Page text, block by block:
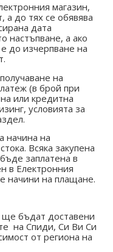
магазин,
а до тях се обявява
дата
настъпване, а ако
до изчерпване на
на
(в брой при
или кредитна
условията за
начина на
Всяка закупена
заплатена в
в Електронния
начини на плащане.
ще бъдат доставени
на Спиди, Си Ви Си
от региона на